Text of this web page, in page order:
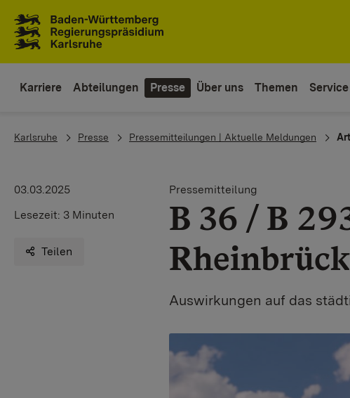
Karriere Abteilungen Presse Über uns Themen Service
You are here:
Karlsruhe Presse Pressemitteilungen | Aktuelle Meldungen
03.03.2025
Lesezeit: 3 Minuten
Teilen
Pressemitteilung
B 36 / B
Auswirkungen auf das